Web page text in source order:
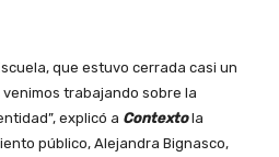
que estuvo cerrada casi un
trabajando sobre la
explicó a Contextola
público, Alejandra Bignasco,